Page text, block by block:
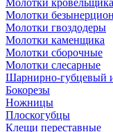
Молотки кровельщика
Молотки
Молотки гвоздодеры
Молотки каменщика
Молотки сборочные
Молотки слесарные
Шарнирно-губцевый
Бокорезы
Ножницы
Плоскогубцы
Клещи переставные